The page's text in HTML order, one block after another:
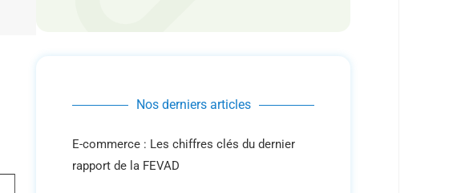
Nos derniers articles
E-commerce : Les chiffres clés du dernier
rapport de la FEVAD